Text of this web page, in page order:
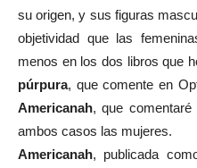
su origen, y sus figuras
objetividad que las
menos en los dos libros que
púrpura, que comente en
Americanah, que
ambos casos las mujeres.
Americanah, publicada